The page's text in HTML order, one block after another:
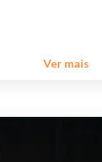
Ver mais